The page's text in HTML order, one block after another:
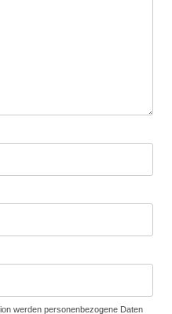
werden personenbezogene Daten